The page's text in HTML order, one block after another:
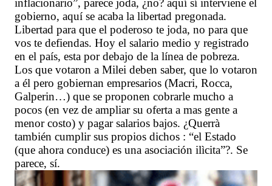
inflacionario”, parece joda, ¿no? aquí sí interviene el
gobierno, aquí se acaba la libertad pregonada.
Libertad para que el poderoso te joda, no para que
vos te defiendas. Hoy el salario medio y registrado
en el país, esta por debajo de la línea de pobreza.
Los que votaron a Milei deben saber, que lo votaron
a él pero gobiernan empresarios (Macri, Rocca,
Galperin…) que se proponen cobrarle mucho a
pocos (en vez de ampliar su oferta a mas gente a
menor costo) y pagar salarios bajos. ¿Querrà
también cumplir sus propios dichos : “el Estado
(que ahora conduce) es una asociación ilìcita”?. Se
parece, sí.